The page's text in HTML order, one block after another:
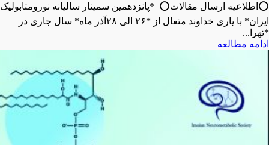
⭕️اطلاعیه ارسال مقالات⭕️ *پانزدهمین سمینار سالیانه نورومتابولیک
ایران* با یاری خداوند متعال از *۲۶ الی ۲۸آذر ماه* سال جاری در
*تهرا...
ادامه مطالعه